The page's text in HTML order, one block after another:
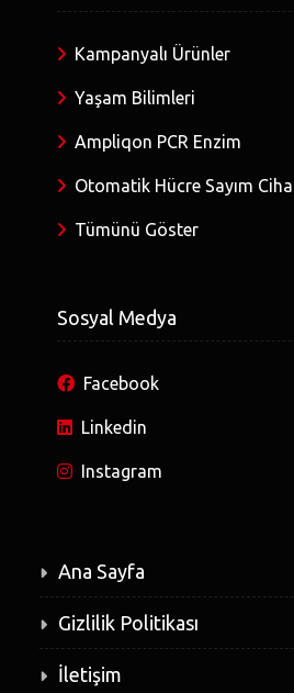
Kampanyalı Ürünler
Yaşam Bilimleri
Ampliqon PCR Enzim
Otomatik Hücre Sayım
Tümünü Göster
Sosyal Medya
Facebook
Linkedin
Instagram
Ana Sayfa
Gizlilik Politikası
İletişim